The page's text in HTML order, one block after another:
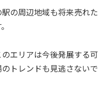
の周辺地域も将来売れた
エリアは今後発展する可
トレンドも見逃さないで